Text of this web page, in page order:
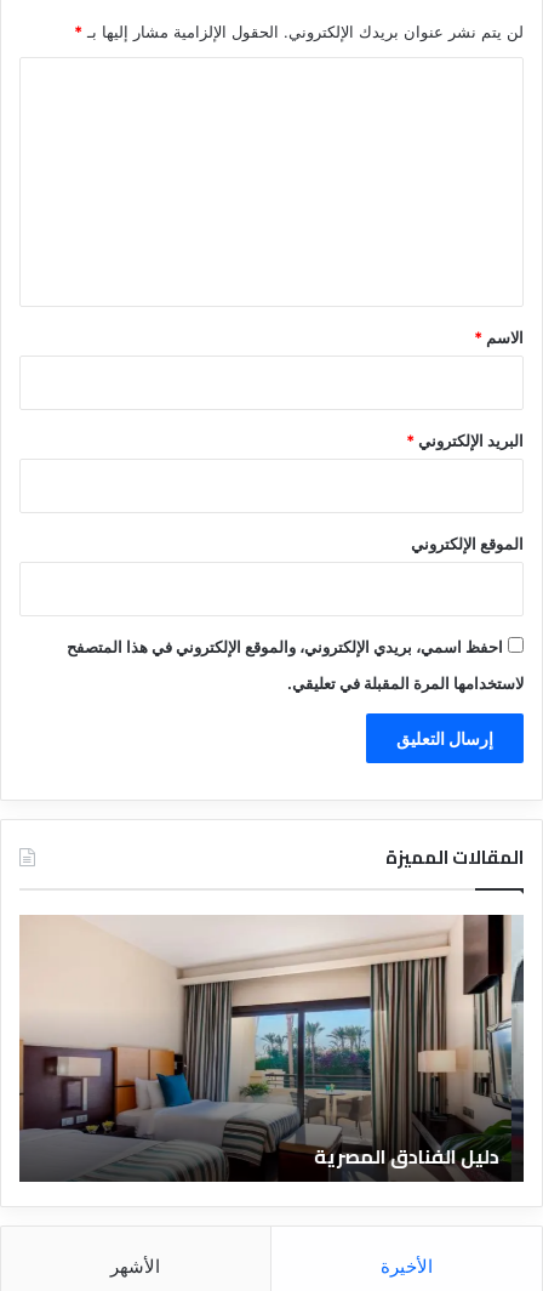
لن يتم نشر عنوان بريدك الإلكتروني. الحقول الإلزامية مشار إليها بـ *
*
الاسم *
البريد الإلكتروني*
الموقع الإلكتروني
احفظ اسمي، بريدي الإلكتروني، والموقع الإلكتروني في هذا المتصفح
لاستخدامها المرة المقبلة في تعليقي.
المقالات المميزة
ل
ل
ن
ا
ق
ا
ل
دليل الفنادق المصرية
ق
الأخيرة الأشهر